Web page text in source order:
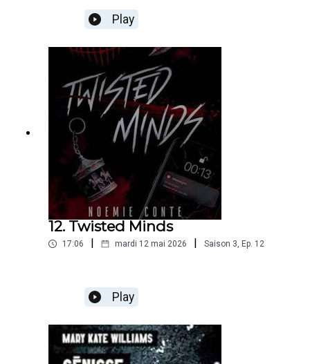
Play
12. Twisted Minds
17:06 mardi 12 mai 2026 Saison 3, Ep. 12
Play